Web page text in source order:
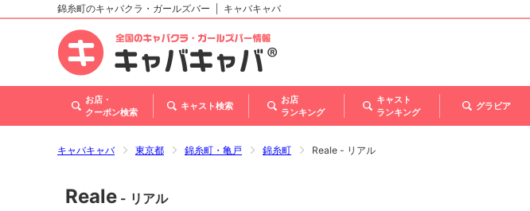
北海道
東北
甲信越・北陸
関西
錦糸町のキャバクラ・ガールズバー キャバキャバ
お店・
クーポン検索
キャスト検索
お店
ランキング
キャスト
ランキング
グラビア
キャバキャバ 東京都 錦糸町・亀戸 錦糸町 Reale - リアル
Reale - リアル